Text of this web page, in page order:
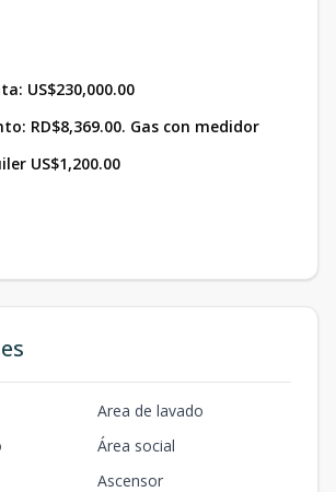
US$230,000.00
RD$8,369.00. Gas con medidor
US$1,200.00
Area de lavado
Área social
Ascensor